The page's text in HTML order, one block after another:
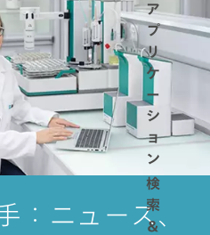
ア
プ
リ
ケ
ー
シ
ョ
ン
検
索
＆
：ニュース、